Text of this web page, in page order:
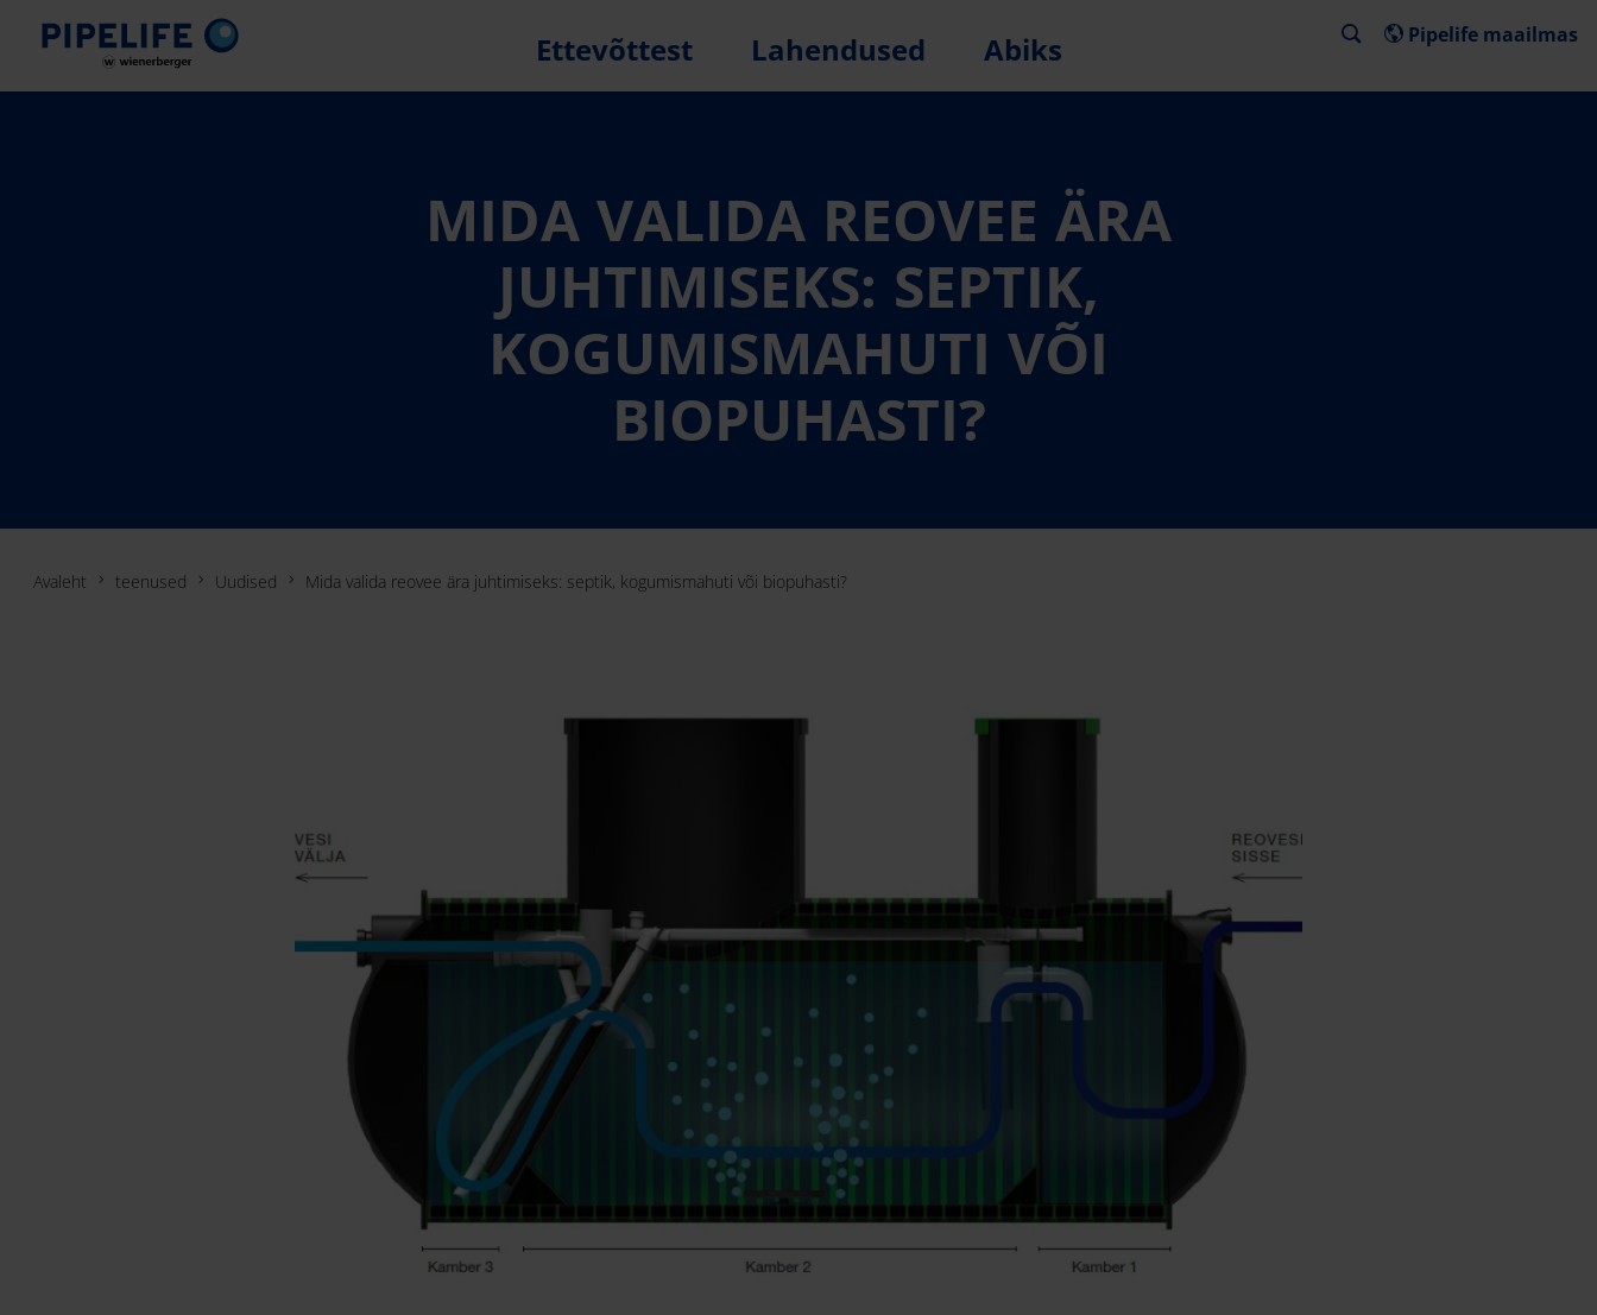
Ettevõttest Lahendused Abiks Pipelife maailmas
MIDA VALIDA REOVEE ÄRA
JUHTIMISEKS: SEPTIK,
KOGUMISMAHUTI VÕI
BIOPUHASTI?
Avaleht teenused Uudised Mida valida reovee ära juhtimiseks: septik, kogumismahuti või biopuhasti?